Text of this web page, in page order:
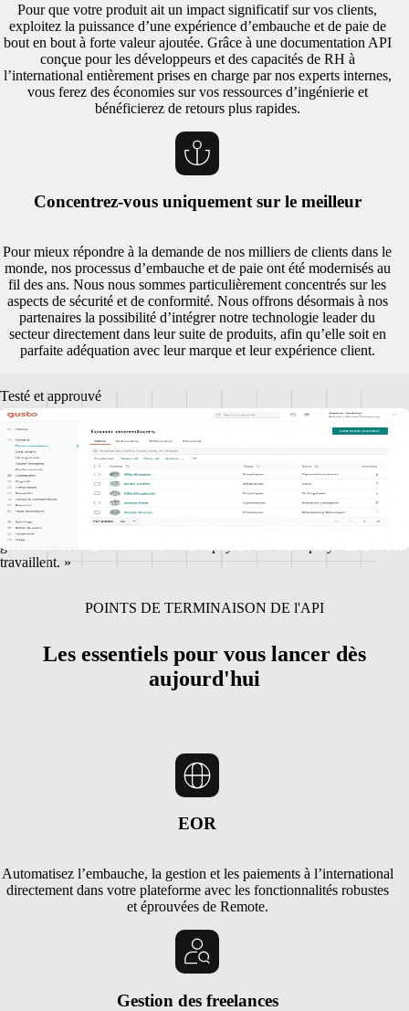
Pour que votre produit ait un impact significatif sur vos clients,
exploitez la puissance d’une expérience d’embauche et de paie de
bout en bout à forte valeur ajoutée. Grâce à une documentation API
conçue pour les développeurs et des capacités de RH à
l’international entièrement prises en charge par nos experts internes,
vous ferez des économies sur vos ressources d’ingénierie et
bénéficierez de retours plus rapides.
Concentrez-vous uniquement sur le meilleur
Pour mieux répondre à la demande de nos milliers de clients dans le
monde, nos processus d’embauche et de paie ont été modernisés au
fil des ans. Nous nous sommes particulièrement concentrés sur les
aspects de sécurité et de conformité. Nous offrons désormais à nos
partenaires la possibilité d’intégrer notre technologie leader du
secteur directement dans leur suite de produits, afin qu’elle soit en
parfaite adéquation avec leur marque et leur expérience client.
Testé et approuvé
Un bilan des mises en œuvre réussies chez
nos partenaires
« En collaboration avec Remote, Gusto permet à de petites entreprises
d’avoir accès à des talents incomparables à l’international tout en
garantissant leur conformité dans les pays où leurs employés vivent et
travaillent. »
POINTS DE TERMINAISON DE l'API
Les essentiels pour vous lancer dès
aujourd'hui
EOR
Automatisez l’embauche, la gestion et les paiements à l’international
directement dans votre plateforme avec les fonctionnalités robustes
et éprouvées de Remote.
Gestion des freelances